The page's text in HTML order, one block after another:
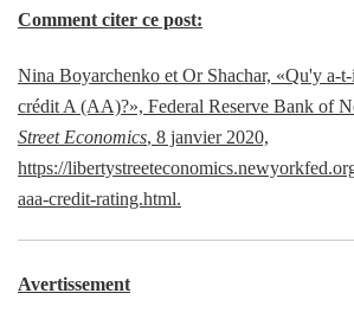
Comment citer ce post:
Nina Boyarchenko et Or Shachar, «Qu'y a-
crédit A (AA)?», Federal Reserve Bank of
Street Economics, 8 janvier 2020,
https://
aaa-credit-rating.html.
Avertissement